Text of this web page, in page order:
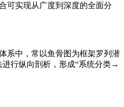
可实现从广度到深度的全面分
系中，常以鱼骨图为框架罗列潜
行纵向剖析，形成“系统分类→